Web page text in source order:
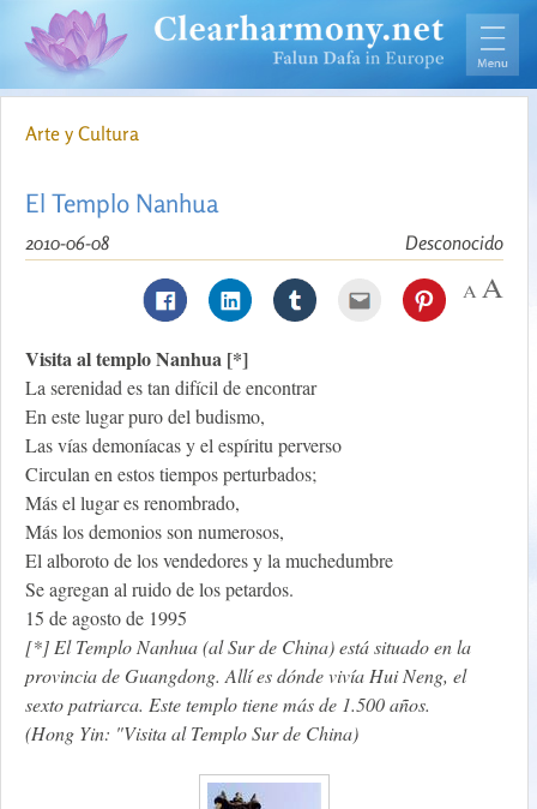
Arte y Cultura
El Templo Nanhua
Desconocido
2010-06-08
Visita al templo Nanhua [*]
La serenidad es tan difícil de encontrar
En este lugar puro del budismo,
Las vías demoníacas y el espíritu perverso
Circulan en estos tiempos perturbados;
Más el lugar es renombrado,
Más los demonios son numerosos,
El alboroto de los vendedores y la muchedumbre
Se agregan al ruido de los petardos.
15 de agosto de 1995
[*] El Templo Nanhua (al Sur de China) está situado en la
provincia de Guangdong. Allí es dónde vivía Hui Neng, el
sexto patriarca. Este templo tiene más de 1.500 años.
(Hong Yin: "Visita al Templo Sur de China)